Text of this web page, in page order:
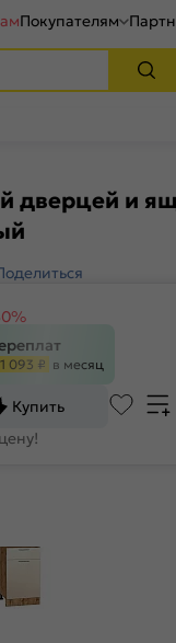
Покупателям
дверцей и
1 093 ₽ в месяц
Купить